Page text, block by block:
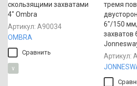
скользящими захватами
4" Ombra
Артикул: A90034
OMBRA
Сравнить
v
тремя
6"/150
захватов
Артикул: